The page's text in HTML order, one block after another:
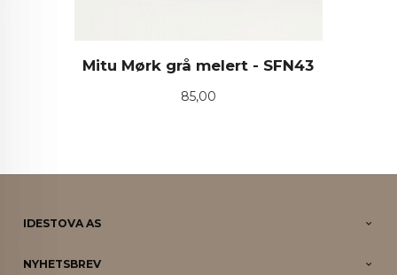
Mitu Mørk grå melert - SFN43
Pris
85,00
IDESTOVA AS
NYHETSBREV